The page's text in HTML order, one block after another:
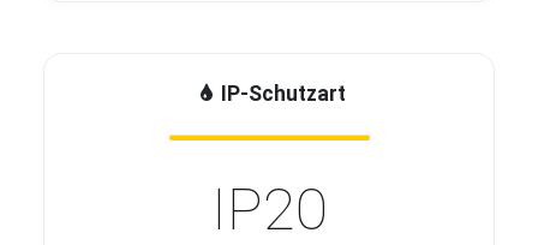
IP-Schutzart
IP20